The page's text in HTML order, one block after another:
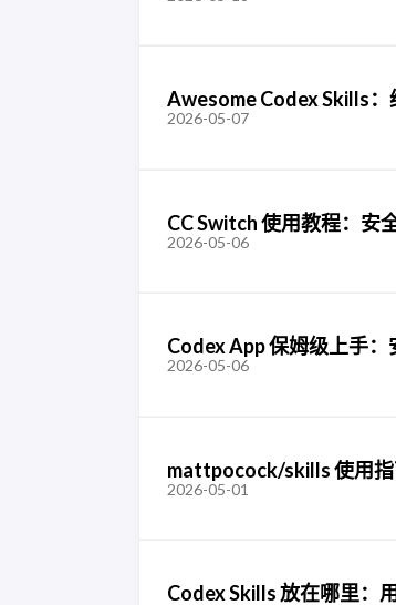
Awesome Codex Skills：
2026-05-07
CC Switch 使用教程：安
2026-05-06
Codex App 保姆级上手
2026-05-06
mattpocock/skills 使用指
2026-05-01
Codex Skills 放在哪里：